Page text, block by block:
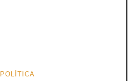
POLÍTICA